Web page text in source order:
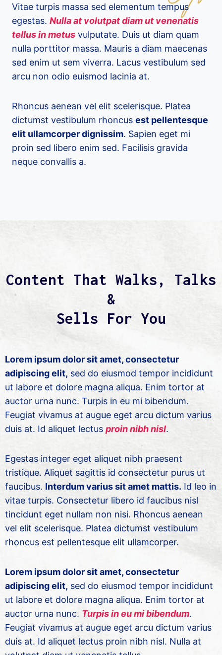
Vitae turpis massa sed elementum tempus
egestas. Nulla at volutpat diam ut venenatis
tellus in metus vulputate. Duis ut diam quam
nulla porttitor massa. Mauris a diam maecenas
sed enim ut sem viverra. Lacus vestibulum sed
arcu non odio euismod lacinia at.
Rhoncus aenean vel elit scelerisque. Platea
dictumst vestibulum rhoncus est pellentesque
elit ullamcorper dignissim. Sapien eget mi
proin sed libero enim sed. Facilisis gravida
neque convallis a.
Content That Walks, Talks
&
Sells For You
Lorem ipsum dolor sit amet, consectetur
adipiscing elit, sed do eiusmod tempor incididunt
ut labore et dolore magna aliqua. Enim tortor at
auctor urna nunc. Turpis in eu mi bibendum.
Feugiat vivamus at augue eget arcu dictum varius
duis at. Id aliquet lectus proin nibh nisl.
Egestas integer eget aliquet nibh praesent
tristique. Aliquet sagittis id consectetur purus ut
faucibus. Interdum varius sit amet mattis. Id leo in
vitae turpis. Consectetur libero id faucibus nisl
tincidunt eget nullam non nisi. Rhoncus aenean
vel elit scelerisque. Platea dictumst vestibulum
rhoncus est pellentesque elit ullamcorper.
Lorem ipsum dolor sit amet, consectetur
adipiscing elit, sed do eiusmod tempor incididunt
ut labore et dolore magna aliqua. Enim tortor at
auctor urna nunc. Turpis in eu mi bibendum.
Feugiat vivamus at augue eget arcu dictum varius
duis at. Id aliquet lectus proin nibh nisl. Nulla at